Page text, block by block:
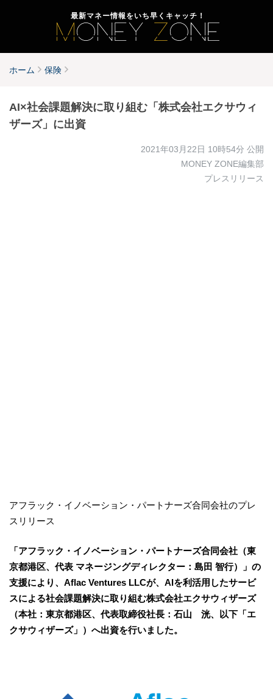
最新マネー情報をいち早くキャッチ！
ホーム 保険
AI×社会課題解決に取り組む「株式会社エクサウィ
ザーズ」に出資
2021年03月22日 10時54分 公開
MONEY ZONE編集部
プレスリリース
アフラック・イノベーション・パートナーズ合同会社のプレ
スリリース
「アフラック・イノベーション・パートナーズ合同会社（東
京都港区、代表 マネージングディレクター：島田 智行）」の
支援により、Aflac Ventures LLCが、AIを利活用したサービ
スによる社会課題解決に取り組む株式会社エクサウィザーズ
（本社：東京都港区、代表取締役社長：石山 洸、以下「エ
クサウィザーズ」）へ出資を行いました。